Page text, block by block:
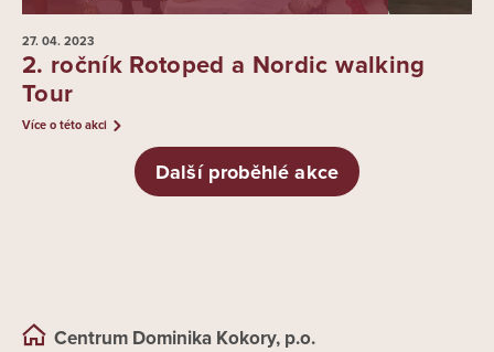
27. 04. 2023
2. ročník Rotoped a Nordic walking
Tour
Více o této akci
Další proběhlé akce
Centrum Dominika Kokory, p.o.